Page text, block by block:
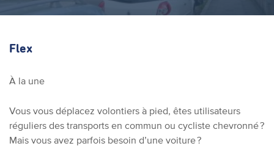
Flex
À la une
Vous vous déplacez volontiers à pied, êtes utilisateurs
réguliers des transports en commun ou cycliste chevronné ?
Mais vous avez parfois besoin d’une voiture ?